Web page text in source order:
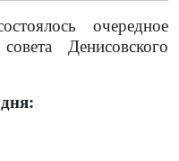
очередное
Денисовского